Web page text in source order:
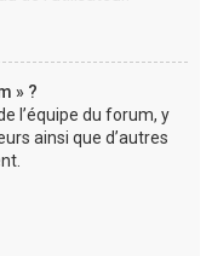
» ?
l’équipe du forum, y
ainsi que d’autres